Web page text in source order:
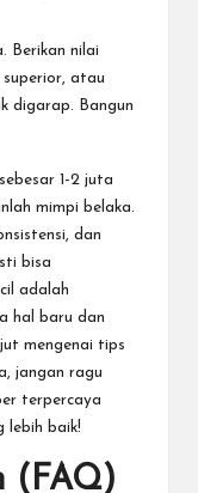
Berikan nilai
superior, atau
digarap. Bangun
1-2 juta
mimpi belaka.
dan
bisa
adalah
hal baru dan
mengenai tips
jangan ragu
terpercaya
lebih baik!
(FAQ)